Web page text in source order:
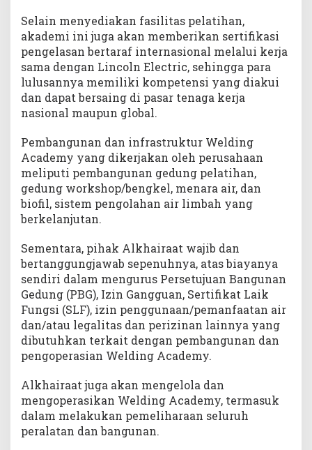
Selain menyediakan fasilitas pelatihan,
akademi ini juga akan memberikan sertifikasi
pengelasan bertaraf internasional melalui kerja
sama dengan Lincoln Electric, sehingga para
lulusannya memiliki kompetensi yang diakui
dan dapat bersaing di pasar tenaga kerja
nasional maupun global.
Pembangunan dan infrastruktur Welding
Academy yang dikerjakan oleh perusahaan
meliputi pembangunan gedung pelatihan,
gedung workshop/bengkel, menara air, dan
biofil, sistem pengolahan air limbah yang
berkelanjutan.
Sementara, pihak Alkhairaat wajib dan
bertanggungjawab sepenuhnya, atas biayanya
sendiri dalam mengurus Persetujuan Bangunan
Gedung (PBG), Izin Gangguan, Sertifikat Laik
Fungsi (SLF), izin penggunaan/pemanfaatan air
dan/atau legalitas dan perizinan lainnya yang
dibutuhkan terkait dengan pembangunan dan
pengoperasian Welding Academy.
Alkhairaat juga akan mengelola dan
mengoperasikan Welding Academy, termasuk
dalam melakukan pemeliharaan seluruh
peralatan dan bangunan.